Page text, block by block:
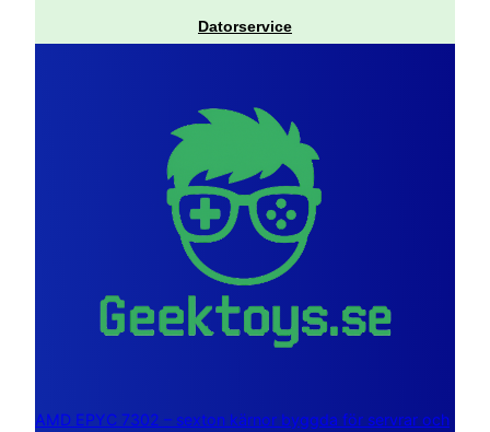
Datorservice
AMD EPYC 7302 – sexton kärnor byggda för servrar och